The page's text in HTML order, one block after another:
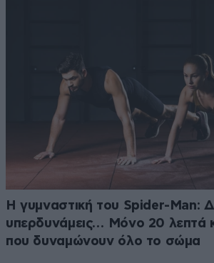
Η γυμναστική του Spider-Man:
υπερδυνάμεις… Μόνο 20 λεπτά
που δυναμώνουν όλο το σώμα